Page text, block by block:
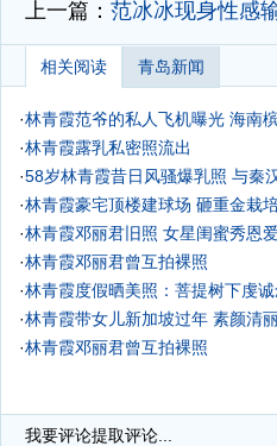
上一篇： 范冰冰现身性感
相关阅读 青岛新闻
·林青霞范爷的私人飞机曝光 海南
·林青霞露乳私密照流出
·58岁林青霞昔日风骚爆乳照 与秦
·林青霞豪宅顶楼建球场 砸重金栽
·林青霞邓丽君旧照 女星闺蜜秀恩
·林青霞邓丽君曾互拍裸照
·林青霞度假晒美照：菩提树下虔
·林青霞带女儿新加坡过年 素颜清
·林青霞邓丽君曾互拍裸照
我要评论提取评论...